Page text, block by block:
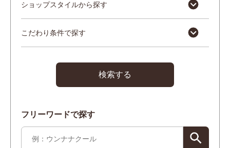
ショップスタイルから探す
こだわり条件で探す
検索する
フリーワードで探す